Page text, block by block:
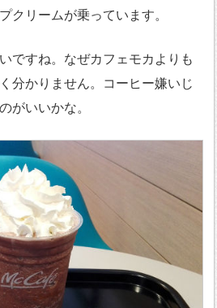
クリームが乗っています。
ですね。なぜカフェモカよりも
分かりません。コーヒー嫌いじ
がいいかな。